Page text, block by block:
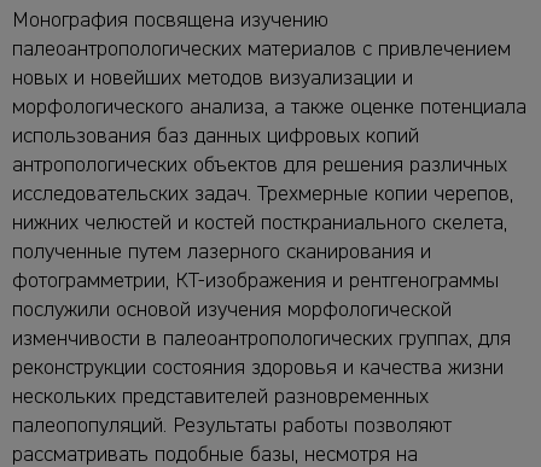
Монография посвящена изучению
палеоантропологических материалов с привлечением
новых и новейших методов визуализации и
морфологического анализа, а также оценке потенциала
использования баз данных цифровых копий
антропологических объектов для решения различных
исследовательских задач. Трехмерные копии черепов,
нижних челюстей и костей посткраниального скелета,
полученные путем лазерного сканирования и
фотограмметрии, КТ-изображения и рентгенограммы
послужили основой изучения морфологической
изменчивости в палеоантропологических группах, для
реконструкции состояния здоровья и качества жизни
нескольких представителей разновременных
палеопопуляций. Результаты работы позволяют
рассматривать подобные базы, несмотря на